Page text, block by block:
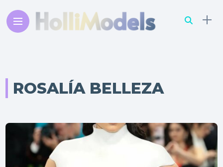
ROSALÍA BELLEZA